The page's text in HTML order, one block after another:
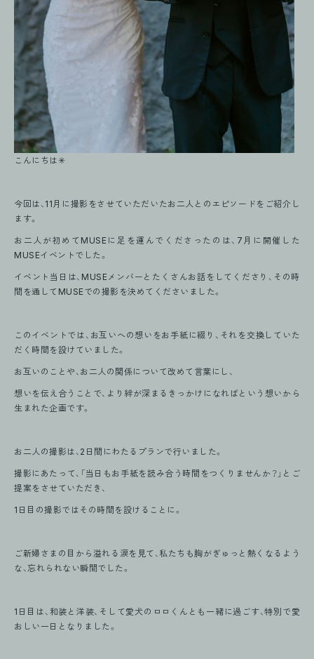
こんにちは✳︎
今回は、11月に撮影をさせていただいたお二人とのエピソードをご紹介し
ます。
お二人が初めてMUSEに足を運んでくださったのは、7月に開催した
MUSEイベントでした。
イベント当日は、MUSEメンバーとたくさんお話をしてくださり、その時
間を通してMUSEでの撮影を決めてくださいました。
このイベントでは、お互いへの想いをお手紙に綴り、それを交換していた
だく時間を設けていました。
お互いのことや、お二人の関係について改めて言葉にし、
想いを伝え合うことで、より絆が深まるきっかけになればという想いから
生まれた企画です。
お二人の撮影は、2日間にわたるプランで行いました。
撮影にあたって、「当日もお手紙を読み合う時間をつくりませんか？」とご
提案をさせていただき、
1日目の撮影ではその時間を設けることに。
ご新婦さまの目から溢れる涙を見て、私たちも胸がぎゅっと熱くなるよう
な、忘れられない瞬間でした。
1日目は、和装と洋装、そして愛犬のロロくんとも一緒に過ごす、特別で愛
おしい一日となりました。